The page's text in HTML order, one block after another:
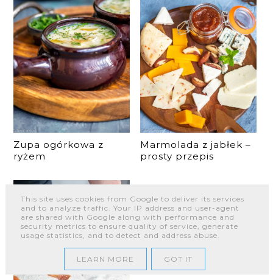
Zupa ogórkowa z
ryżem
Marmolada z jabłek –
prosty przepis
This site uses cookies from Google to deliver its services
and to analyze traffic. Your IP address and user-agent
are shared with Google along with performance and
security metrics to ensure quality of service, generate
usage statistics, and to detect and address abuse.
LEARN MORE GOT IT